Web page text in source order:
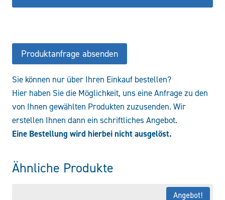
Menge
Produktanfrage absenden
Sie können nur über Ihren Einkauf bestellen?
Hier haben Sie die Möglichkeit, uns eine Anfrage zu den
von Ihnen gewählten Produkten zuzusenden. Wir
erstellen Ihnen dann ein schriftliches Angebot.
Eine Bestellung wird hierbei nicht ausgelöst.
Ähnliche Produkte
Angebot!